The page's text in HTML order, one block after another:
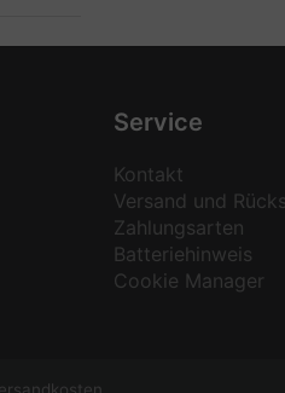
Service
Kontakt
Versand und
Zahlungsarten
Batteriehinweis
Cookie Manager